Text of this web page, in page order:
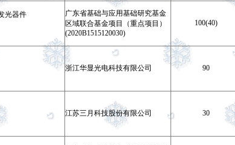
光器件
广东省基础与应用基础研究基金
区域联合基金项目（重点项目）
(2020B1515120030)
100(40)
浙江华显光电科技有限公司 90
江苏三月科技股份有限公司 30